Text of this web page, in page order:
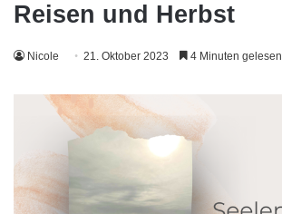
Reisen und Herbst
Nicole 21. Oktober 2023 4 Minuten gelesen